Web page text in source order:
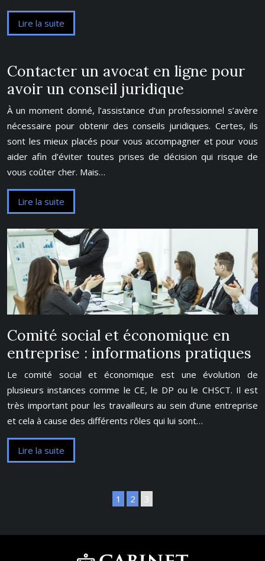
Lire la suite
Contacter un avocat en ligne pour
avoir un conseil juridique
À un moment donné, l’assistance d’un professionnel s’avère
nécessaire pour obtenir des conseils juridiques. Certes, ils
sont les mieux placés pour vous accompagner et pour vous
aider afin d’éviter toutes prises de décision qui risque de
vous coûter cher. Mais…
Lire la suite
Comité social et économique en
entreprise : informations pratiques
Le comité social et économique est une évolution de
plusieurs instances comme le CE, le DP ou le CHSCT. Il est
très important pour les travailleurs au sein d’une entreprise
et cela à cause des différents rôles qui lui sont…
Lire la suite
1 2 3